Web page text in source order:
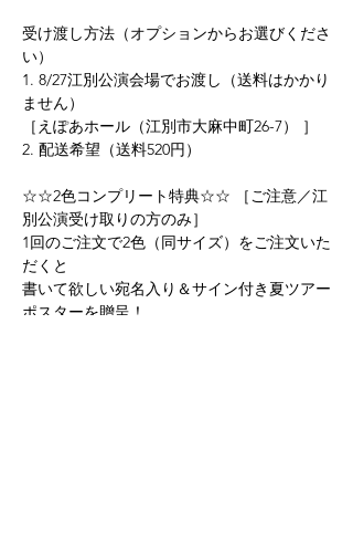
受け渡し方法（オプションからお選びくださ
い）
1. 8/27江別公演会場でお渡し（送料はかかり
ません）
［えぽあホール（江別市大麻中町26-7） ］
2. 配送希望（送料520円）
☆☆2色コンプリート特典☆☆ ［ご注意／江
別公演受け取りの方のみ］
1回のご注文で2色（同サイズ）をご注文いた
だくと
書いて欲しい宛名入り＆サイン付き夏ツアー
ポスターを贈呈！